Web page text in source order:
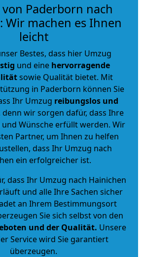
Paderborn nach
Wir machen es Ihnen
leicht
Bestes, dass hier Umzug
und eine hervorragende
sowie Qualität bietet. Mit
in Paderborn können Sie
Ihr Umzug reibungslos und
wir sorgen dafür, dass Ihre
Wünsche erfüllt werden. Wir
Partner, um Ihnen zu helfen
dass Ihr Umzug nach
ein erfolgreicher ist.
dass Ihr Umzug nach Hainichen
und alle Ihre Sachen sicher
an Ihrem Bestimmungsort
Sie sich selbst von den
und der Qualität. Unsere
Service wird Sie garantiert
überzeugen.